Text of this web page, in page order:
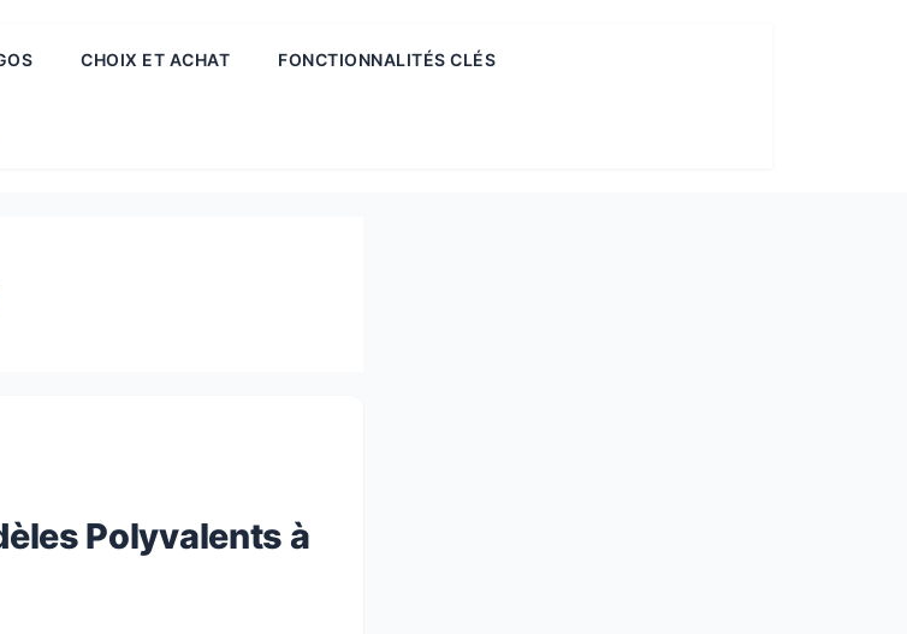
CHOIX ET ACHAT FONCTIONNALITÉS CLÉS
Polyvalents à